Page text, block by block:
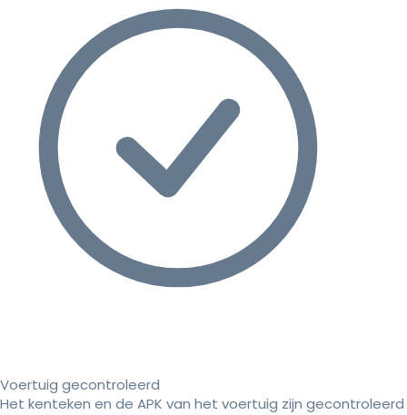
Voertuig gecontroleerd
Het kenteken en de APK van het voertuig zijn gecontroleerd